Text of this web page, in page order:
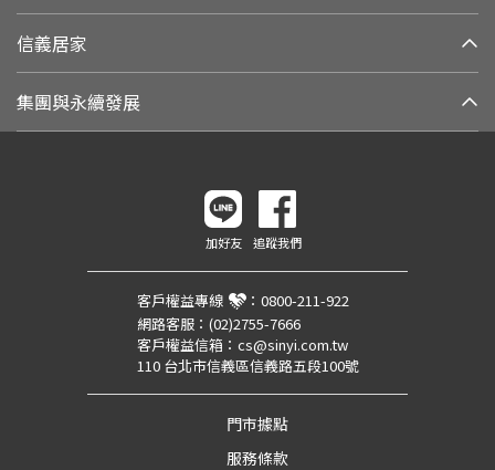
信義居家
集團與永續發展
加好友 追蹤我們
客戶權益專線 ： 0800-211-922
網路客服： (02)2755-7666
客戶權益信箱： cs@sinyi.com.tw
110 台北市信義區信義路五段100號
門市據點
服務條款